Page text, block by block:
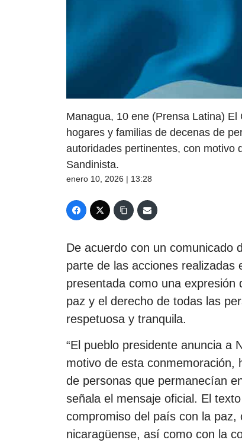
Managua, 10 ene (Prensa Latina)
hogares y familias de decenas de
autoridades pertinentes, con motivo
Sandinista.
enero 10, 2026 | 13:28
De acuerdo con un comunicado
parte de las acciones realizadas
presentada como una
paz y el derecho de todas las
respetuosa y tranquila.
“El pueblo presidente anuncia a
motivo de esta conmemoración,
de personas que permanecían
señala el mensaje oficial. El
compromiso del país con la paz,
nicaragüense, así como con la